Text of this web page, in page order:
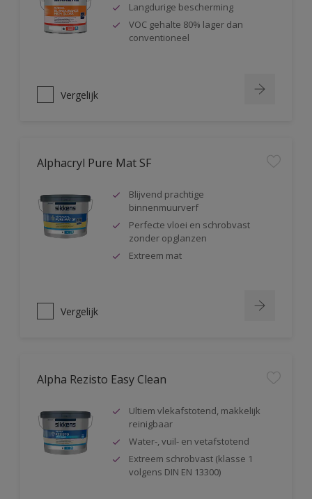
Langdurige bescherming
VOC gehalte 80% lager dan
conventioneel
Vergelijk
Alphacryl Pure Mat SF
Blijvend prachtige
binnenmuurverf
Perfecte vloei en schrobvast
zonder opglanzen
Extreem mat
Vergelijk
Alpha Rezisto Easy Clean
Ultiem vlekafstotend, makkelijk
reinigbaar
Water-, vuil- en vetafstotend
Extreem schrobvast (klasse 1
volgens DIN EN 13300)